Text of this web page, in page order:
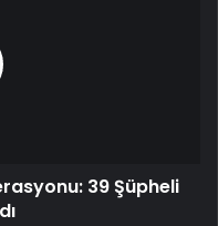
39 Şüpheli